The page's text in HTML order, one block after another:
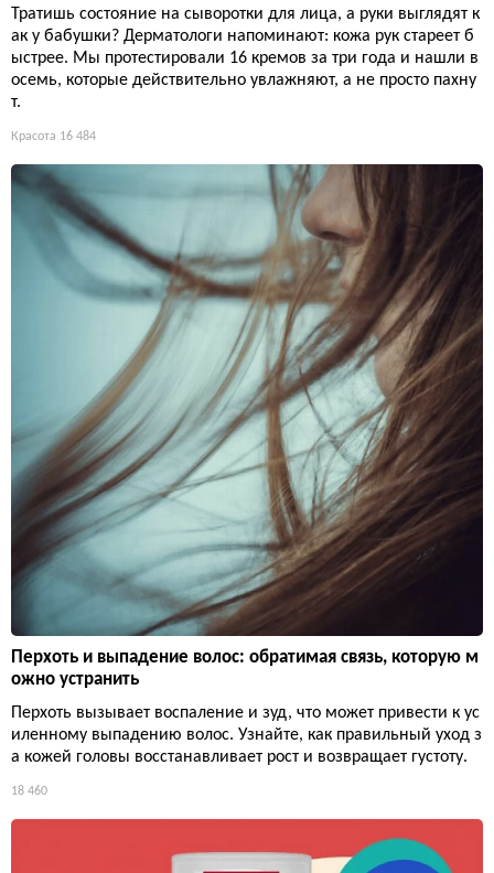
Тратишь состояние на сыворотки для лица, а руки выглядят к
ак у бабушки? Дерматологи напоминают: кожа рук стареет б
ыстрее. Мы протестировали 16 кремов за три года и нашли в
осемь, которые действительно увлажняют, а не просто пахну
т.
Красота 16 484
Перхоть и выпадение волос: обратимая связь, которую м
ожно устранить
Перхоть вызывает воспаление и зуд, что может привести к ус
иленному выпадению волос. Узнайте, как правильный уход з
а кожей головы восстанавливает рост и возвращает густоту.
18 460